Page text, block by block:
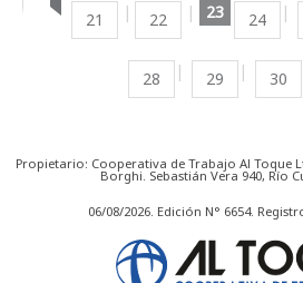
21 22 23 24
28 29 30
Propietario: Cooperativa de Trabajo Al Toque
Borghi. Sebastián Vera 940, Río
06/08/2026. Edición N° 6654.